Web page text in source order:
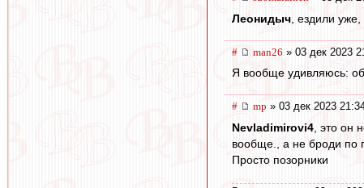
Леонидыч , ездили
# man26 » 03 дек 2023
Я вообще удивляюсь:
# mp » 03 дек 2023
Nevladimirovi4 , это он
вообще., а не броди по
Просто позорники